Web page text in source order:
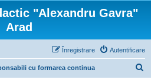
"Alexandru Gavra"
Arad
Autentificare
Înregistrare
cu formarea continua